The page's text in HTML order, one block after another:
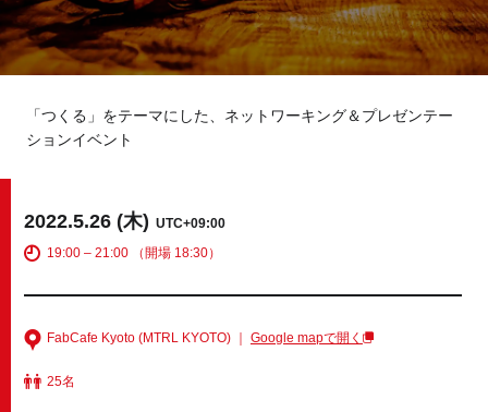
Nagoya Kyoto
Chiba
Toulouse
「つくる」をテーマにした、ネットワーキング＆プレゼンテー
ションイベント
2022.5.26 (木) UTC+09:00
19:00 – 21:00 （開場 18:30）
FabCafe Kyoto (MTRL KYOTO) ｜ Google mapで開く
25名